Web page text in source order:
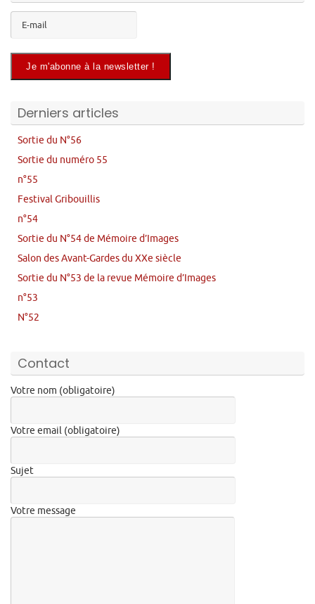
Derniers articles
Sortie du N°56
Sortie du numéro 55
n°55
Festival Gribouillis
n°54
Sortie du N°54 de Mémoire d’Images
Salon des Avant-Gardes du XXe siècle
Sortie du N°53 de la revue Mémoire d’Images
n°53
N°52
Contact
Votre nom (obligatoire)
Votre email (obligatoire)
Sujet
Votre message